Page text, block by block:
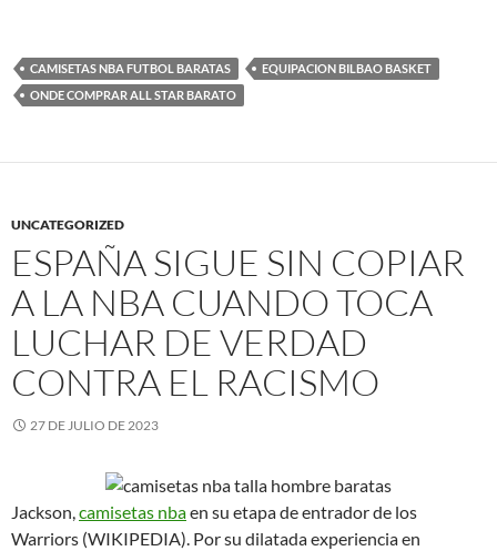
CAMISETAS NBA FUTBOL BARATAS
EQUIPACION BILBAO BASKET
ONDE COMPRAR ALL STAR BARATO
UNCATEGORIZED
ESPAÑA SIGUE SIN COPIAR
A LA NBA CUANDO TOCA
LUCHAR DE VERDAD
CONTRA EL RACISMO
27 DE JULIO DE 2023
Jackson,camisetas nbaen su etapa de entrador de los
Warriors (WIKIPEDIA). Por su dilatada experiencia en